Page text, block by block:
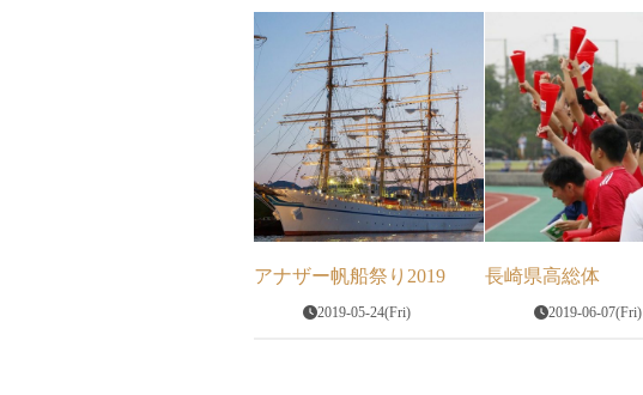
アナザー帆船祭り2019
2019-05-24(Fri)
長崎県高総体
2019-06-07(Fri)